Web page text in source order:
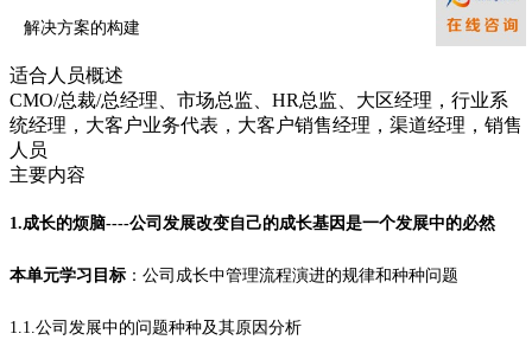
解决方案的构建
适合人员概述
CMO/总裁/总经理、市场总监、HR总监、大区经理，行业系
统经理，大客户业务代表，大客户销售经理，渠道经理，销售
人员
主要内容
1.成长的烦脑----公司发展改变自己的成长基因是一个发展中的必然
本单元学习目标 ：公司成长中管理流程演进的规律和种种问题
1.1.公司发展中的问题种种及其原因分析